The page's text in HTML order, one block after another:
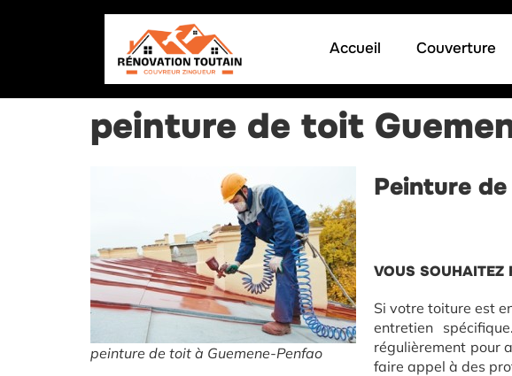
Accueil Couverture
peinture de toit
peinture de toit à Guemene-Penfao
Peinture
VOUS SOUHAITEZ
Si votre toiture est
entretien
régulièrement pour
faire appel à des